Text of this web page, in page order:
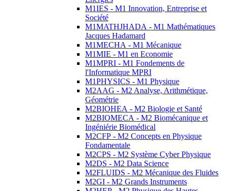
M1IES - M1 Innovation, Entreprise et
Société
M1MATHJHADA - M1 Mathématiques
Jacques Hadamard
M1MECHA - M1 Mécanique
M1MIE - M1 en Economie
M1MPRI - M1 Fondements de
l'Informatique MPRI
M1PHYSICS - M1 Physique
M2AAG - M2 Analyse, Arithmétique,
Géométrie
M2BIOHEA - M2 Biologie et Santé
M2BIOMECA - M2 Biomécanique et
Ingéniérie Biomédical
M2CFP - M2 Concepts en Physique
Fondamentale
M2CPS - M2 Système Cyber Physique
M2DS - M2 Data Science
M2FLUIDS - M2 Mécanique des Fluides
M2GI - M2 Grands Instruments